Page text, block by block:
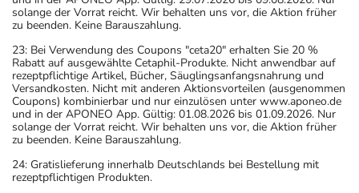
solange der Vorrat reicht. Wir behalten uns vor, die Aktion früher
zu beenden. Keine Barauszahlung.
23: Bei Verwendung des Coupons "ceta20" erhalten Sie 20 %
Rabatt auf ausgewählte Cetaphil-Produkte. Nicht anwendbar auf
rezeptpflichtige Artikel, Bücher, Säuglingsanfangsnahrung und
Versandkosten. Nicht mit anderen Aktionsvorteilen (ausgenommen
Coupons) kombinierbar und nur einzulösen unter www.aponeo.de
und in der APONEO App. Gültig: 01.08.2026 bis 01.09.2026. Nur
solange der Vorrat reicht. Wir behalten uns vor, die Aktion früher
zu beenden. Keine Barauszahlung.
24: Gratislieferung innerhalb Deutschlands bei Bestellung mit
rezeptpflichtigen Produkten.